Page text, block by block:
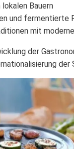
Bauern
und fermentierte
mit
der
der